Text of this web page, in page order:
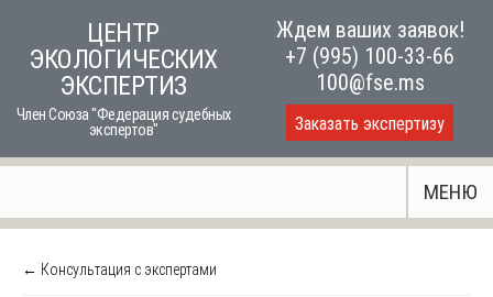
content
ЦЕНТР
ЭКОЛОГИЧЕСКИХ
ЭКСПЕРТИЗ
Член Союза "Федерация судебных
экспертов"
Ждем ваших заявок!
+7 (995) 100-33-66
100@fse.ms
Заказать экспертизу
МЕНЮ
← Консультация с экспертами